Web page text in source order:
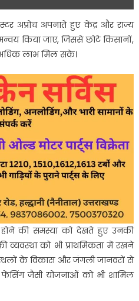
अप्रोच अपनाते हुए केंद्र और राज्य
किया जाए, जिससे छोटे किसानों,
अधिक लाभ मिल सके।
की समस्या को देखते हुए उनकी
को भी प्राथमिकता में रखने
स्थलों के विकास और जंगली जानवरों से
जैसी योजनाओं को भी शामिल